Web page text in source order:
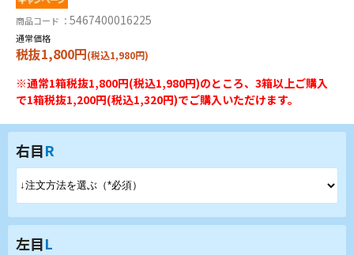
商品コード ： 5467400016225
通常価格
税抜1,800円(税込1,980円)
※通常1箱税抜1,800円(税込1,980円)のところ、3箱以上ご購入
で1箱税抜1,200円(税込1,320円)でご購入いただけます。
右目R
左目L